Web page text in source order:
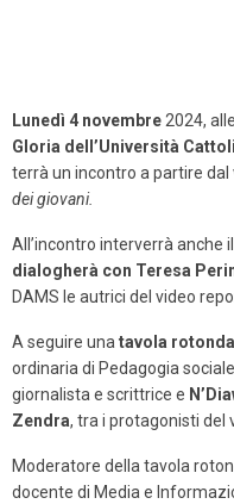
Lunedì 4 novembre2024, alle
Gloria dell’Università
terrà un incontro a partire
dei giovani.
All’incontro interverrà anche il
dialogherà con Teresa
DAMS le autrici del video
A seguire unatavola rotonda
ordinaria di Pedagogia
giornalista e scrittrice e
Zendra, tra i protagonisti del
Moderatore della tavola
docente di Media e